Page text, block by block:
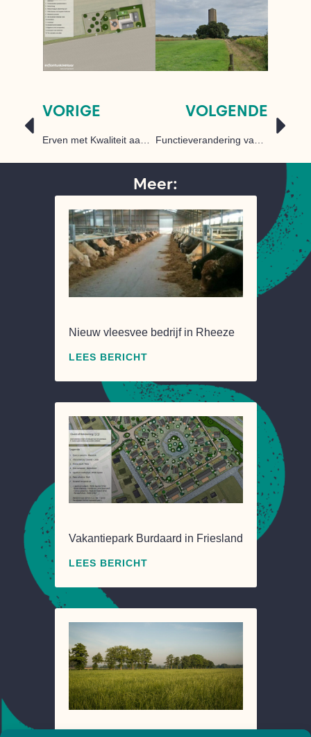
VORIGE
Erven met Kwaliteit aan de rand van Hardenberg
VOLGENDE
Functieverandering van een erf
Meer:
Nieuw vleesvee bedrijf in Rheeze
LEES BERICHT
Vakantiepark Burdaard in Friesland
LEES BERICHT